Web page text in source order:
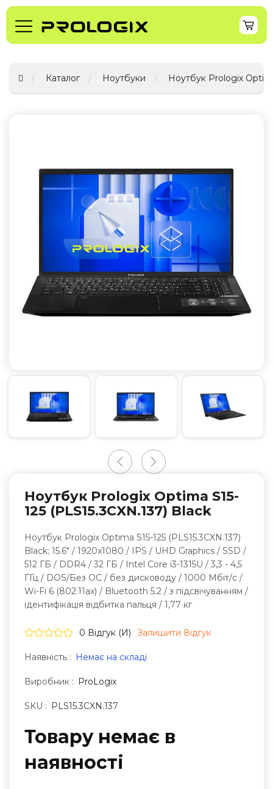
Каталог Ноутбуки Ноутбук Prologix
Ноутбук Prologix Optima S15-
125 (PLS15.3CXN.137) Black
Ноутбук Prologix Optima S15-125 (PLS15.3CXN.137)
Black; 15.6" / 1920x1080 / IPS / UHD Graphics / SSD /
512 ГБ / DDR4 / 32 ГБ / Intel Core i3-1315U / 3,3 - 4,5
ГГц / DOS/Без ОС / без дисководу / 1000 Мбіт/с /
Wi-Fi 6 (802.11ax) / Bluetooth 5.2 / з підсвічуванням /
ідентифікація відбитка пальця / 1,77 кг
0 Відгук (и) Залишити Вiдгук
Наявність : Немає на складі
Виробник : ProLogix
SKU : PLS15.3CXN.137
Товару немає в
наявностi